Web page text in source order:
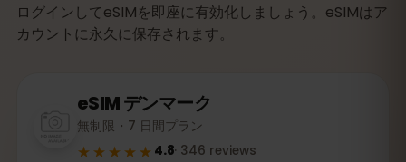
ログインしてeSIMを即座に有効化しましょう。eSIMはア
カウントに永久に保存されます。
eSIMデンマーク
無制限・7 日間プラン
★★★★★ 4.8· 346 reviews